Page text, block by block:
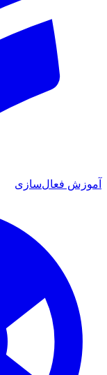
آموزش فعال‌سازی